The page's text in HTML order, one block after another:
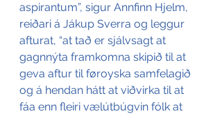
aspirantum”, sigur Annfinn Hjelm,
reiðari á Jákup Sverra og leggur
afturat, “at tað er sjálvsagt at
gagnnýta framkomna skipið til at
geva aftur til føroyska samfelagið
og á hendan hátt at viðvirka til at
fáa enn fleiri vælútbúgvin fólk at